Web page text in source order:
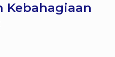
Kebahagiaan